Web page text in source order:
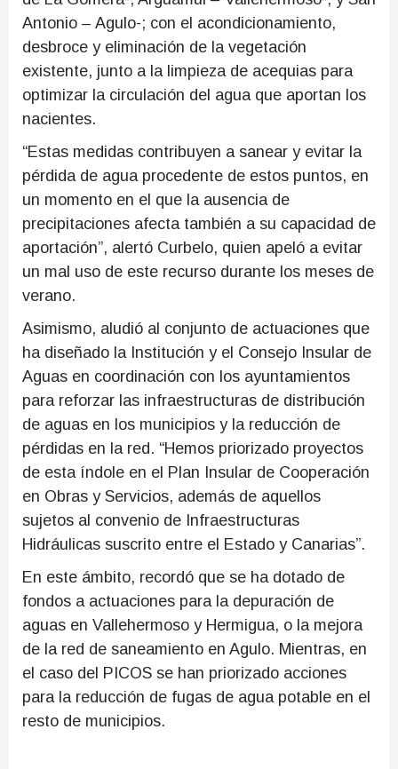
Antonio – Agulo-; con el acondicionamiento,
desbroce y eliminación de la vegetación
existente, junto a la limpieza de acequias para
optimizar la circulación del agua que aportan los
nacientes.
“Estas medidas contribuyen a sanear y evitar la
pérdida de agua procedente de estos puntos, en
un momento en el que la ausencia de
precipitaciones afecta también a su capacidad de
aportación”, alertó Curbelo, quien apeló a evitar
un mal uso de este recurso durante los meses de
verano.
Asimismo, aludió al conjunto de actuaciones que
ha diseñado la Institución y el Consejo Insular de
Aguas en coordinación con los ayuntamientos
para reforzar las infraestructuras de distribución
de aguas en los municipios y la reducción de
pérdidas en la red. “Hemos priorizado proyectos
de esta índole en el Plan Insular de Cooperación
en Obras y Servicios, además de aquellos
sujetos al convenio de Infraestructuras
Hidráulicas suscrito entre el Estado y Canarias”.
En este ámbito, recordó que se ha dotado de
fondos a actuaciones para la depuración de
aguas en Vallehermoso y Hermigua, o la mejora
de la red de saneamiento en Agulo. Mientras, en
el caso del PICOS se han priorizado acciones
para la reducción de fugas de agua potable en el
resto de municipios.